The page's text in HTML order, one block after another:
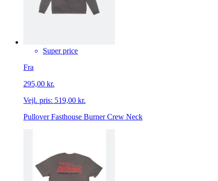
Super price
Fra
295,00 kr.
Vejl. pris: 519,00 kr.
Pullover Fasthouse Burner Crew Neck